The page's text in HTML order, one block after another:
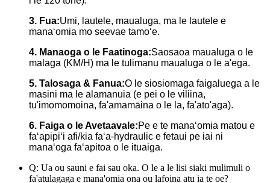
3. Fua:Umi, lautele, maualuga, ma le lautele e
manaʻomia mo seevae tamoʻe.
4. Manaoga o le Faatinoga:Saosaoa maualuga o le
malaga (KM/H) ma le tulimanu maualuga o le a'ega.
5. Talosaga & Fanua:O le siosiomaga faigaluega a le
masini ma le alamanuia (e pei o le viliina,
tu'imomomoina, fa'amamāina o le la, fa'ato'aga).
6. Faiga o le Avetaavale:Pe e te manaʻomia matou e
faʻapipiʻi afi/kia faʻa-hydraulic e fetaui pe iai ni
manaʻoga faʻapitoa o le ituaiga.
Q: Ua ou sauni e fai sau oka. O le a le lisi siaki mulimuli o
fa'atulagaga e mana'omia ona ou lafoina atu ia te oe?